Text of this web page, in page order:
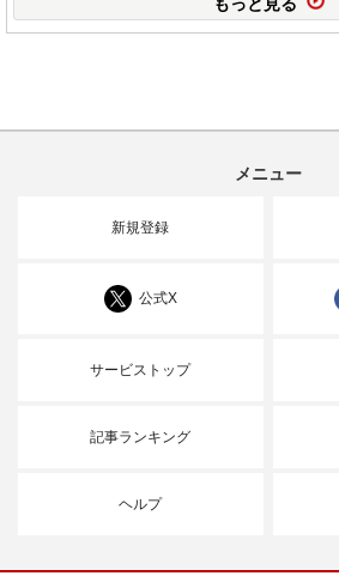
メニュー
新規登録
公式X
サービストップ
記事ランキング
ヘルプ